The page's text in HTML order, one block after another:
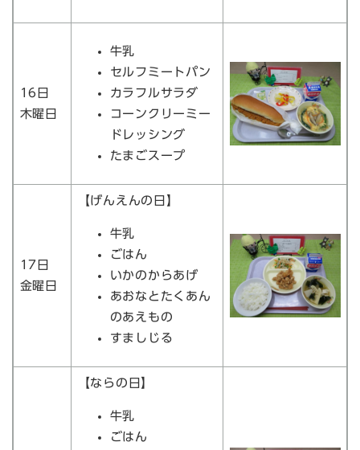
16日
木曜日
牛乳
セルフミートパン
カラフルサラダ
コーンクリーミー
ドレッシング
たまごスープ
17日
金曜日
【げんえんの日】
牛乳
ごはん
いかのからあげ
あおなとたくあん
のあえもの
すましじる
【ならの日】
牛乳
ごはん